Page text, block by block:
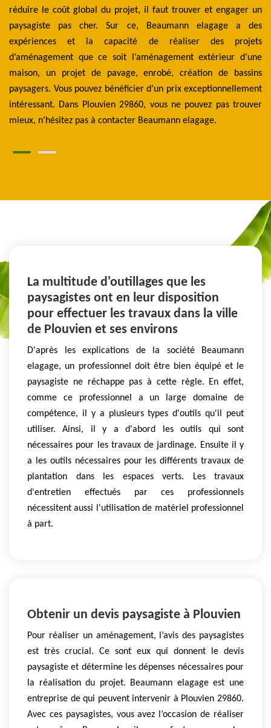
réduire le coût global du projet, il faut trouver et engager un
paysagiste pas cher. Sur ce, Beaumann elagage a des
expériences et la capacité de réaliser des projets
d’aménagement que ce soit l’aménagement extérieur d’une
maison, un projet de pavage, enrobé, création de bassins
paysagers. Vous pouvez bénéficier d’un prix exceptionnellement
intéressant. Dans Plouvien 29860, vous ne pouvez pas trouver
mieux, n’hésitez pas à contacter Beaumann elagage.
La multitude d'outillages que les
paysagistes ont en leur disposition
pour effectuer les travaux dans la ville
de Plouvien et ses environs
D'après les explications de la société Beaumann
elagage, un professionnel doit être bien équipé et le
paysagiste ne réchappe pas à cette règle. En effet,
comme ce professionnel a un large domaine de
compétence, il y a plusieurs types d'outils qu'il peut
utiliser. Ainsi, il y a d'abord les outils qui sont
nécessaires pour les travaux de jardinage. Ensuite il y
a les outils nécessaires pour les différents travaux de
plantation dans les espaces verts. Les travaux
d'entretien effectués par ces professionnels
nécessitent aussi l'utilisation de matériel professionnel
à part.
Obtenir un devis paysagiste à Plouvien
Pour réaliser un aménagement, l’avis des paysagistes
est très crucial. Ce sont eux qui donnent le devis
paysagiste et détermine les dépenses nécessaires pour
la réalisation du projet. Beaumann elagage est une
entreprise de qui peuvent intervenir à Plouvien 29860.
Avec ces paysagistes, vous avez l’occasion de réaliser